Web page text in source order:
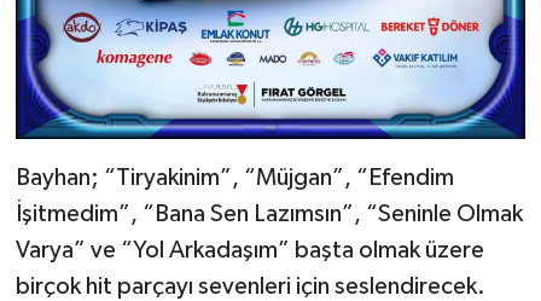
Bayhan; “Tiryakinim”, “Müjgan”, “Efendim
İşitmedim”, “Bana Sen Lazımsın”, “Seninle Olmak
Varya” ve “Yol Arkadaşım” başta olmak üzere
birçok hit parçayı sevenleri için seslendirecek.